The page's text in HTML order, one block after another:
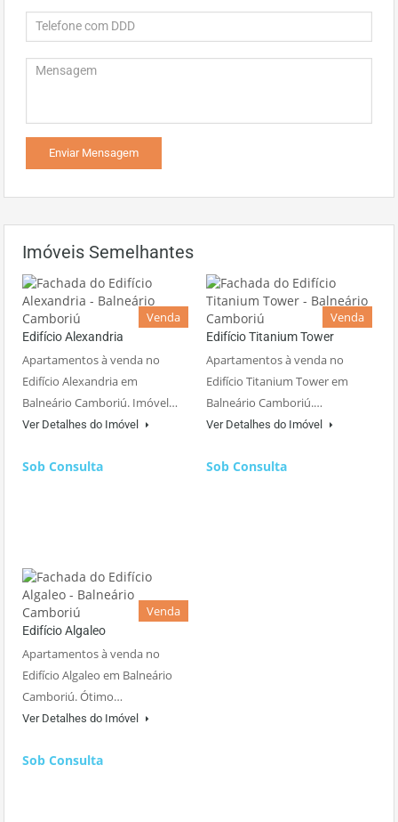
Imóveis Semelhantes
Venda
Edifício Alexandria
Apartamentos à venda no
Edifício Alexandria em
Balneário Camboriú. Imóvel…
Ver Detalhes do Imóvel
Sob Consulta
Venda
Edifício Titanium Tower
Apartamentos à venda no
Edifício Titanium Tower em
Balneário Camboriú.…
Ver Detalhes do Imóvel
Sob Consulta
Venda
Edifício Algaleo
Apartamentos à venda no
Edifício Algaleo em Balneário
Camboriú. Ótimo…
Ver Detalhes do Imóvel
Sob Consulta